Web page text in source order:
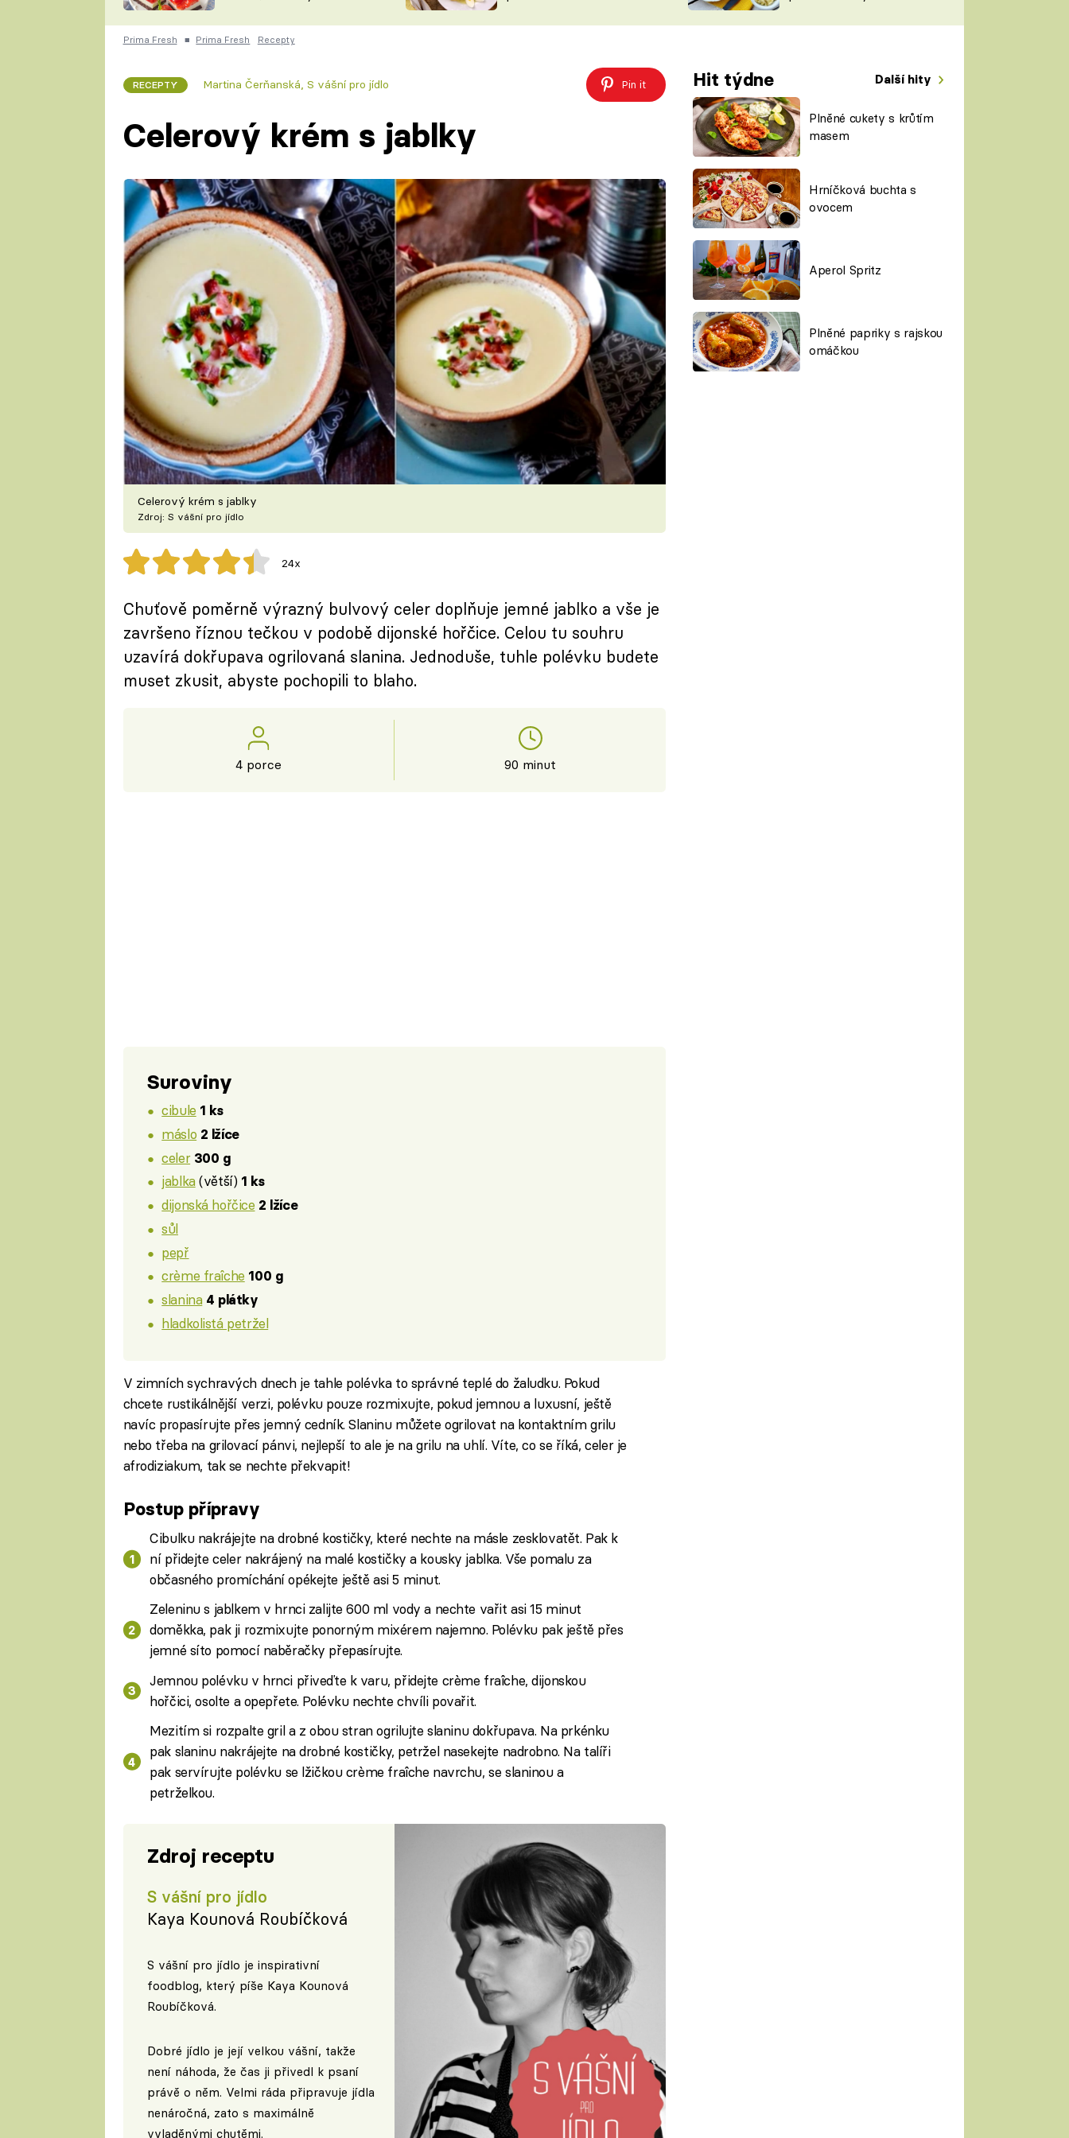
ČESKO NA TALÍŘI
KUCHAŘKA
VYCHYTÁVKY
ŠÉFREDAKTORKY
ČASOPIS
Prima Fresh ■ Prima Fresh Recepty
RECEPTY Martina Čerňanská S vášní pro jídlo Pin it Hit týdne Další hity
Plněné cukety s krůtím
masem
Hrníčková buchta s
ovocem
Aperol Spritz
Plněné papriky s rajskou
omáčkou
Celerový krém s jablky
Celerový krém s jablky
Zdroj: S vášní pro jídlo
24x
Chuťově poměrně výrazný bulvový celer doplňuje jemné jablko a vše je
završeno říznou tečkou v podobě dijonské hořčice. Celou tu souhru
uzavírá dokřupava ogrilovaná slanina. Jednoduše, tuhle polévku budete
muset zkusit, abyste pochopili to blaho.
4 porce 90 minut
Suroviny
cibule 1 ks
máslo 2 lžíce
celer 300 g
jablka(větší) 1 ks
dijonská hořčice 2 lžíce
sůl
pepř
crème fraîche 100 g
slanina 4 plátky
hladkolistá petržel
V zimních sychravých dnech je tahle polévka to správné teplé do žaludku. Pokud
chcete rustikálnější verzi, polévku pouze rozmixujte, pokud jemnou a luxusní, ještě
navíc propasírujte přes jemný cedník. Slaninu můžete ogrilovat na kontaktním grilu
nebo třeba na grilovací pánvi, nejlepší to ale je na grilu na uhlí. Víte, co se říká, celer je
afrodiziakum, tak se nechte překvapit!
Postup přípravy
Cibulku nakrájejte na drobné kostičky, které nechte na másle zesklovatět. Pak k
ní přidejte celer nakrájený na malé kostičky a kousky jablka. Vše pomalu za
občasného promíchání opékejte ještě asi 5 minut.
Zeleninu s jablkem v hrnci zalijte 600 ml vody a nechte vařit asi 15 minut
doměkka, pak ji rozmixujte ponorným mixérem najemno. Polévku pak ještě přes
jemné síto pomocí naběračky přepasírujte.
Jemnou polévku v hrnci přiveďte k varu, přidejte crème fraîche, dijonskou
hořčici, osolte a opepřete. Polévku nechte chvíli povařit.
Mezitím si rozpalte gril a z obou stran ogrilujte slaninu dokřupava. Na prkénku
pak slaninu nakrájejte na drobné kostičky, petržel nasekejte nadrobno. Na talíři
pak servírujte polévku se lžičkou crème fraîche navrchu, se slaninou a
petrželkou.
Zdroj receptu
S vášní pro jídlo
Kaya Kounová Roubíčková
S vášní pro jídlo je inspirativní
foodblog, který píše Kaya Kounová
Roubíčková.
Dobré jídlo je její velkou vášní, takže
není náhoda, že čas ji přivedl k psaní
právě o něm. Velmi ráda připravuje jídla
nenáročná, zato s maximálně
vyladěnými chutěmi.